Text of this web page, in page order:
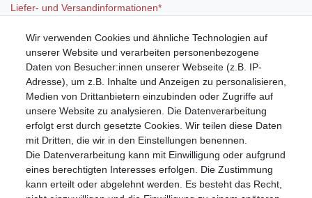
Liefer- und Versandinformationen*
Mein Konto
Registrieren
Anmelden (Login)
Warenkorb
Wir verwenden Cookies und ähnliche Technologien auf
unserer Website und verarbeiten personenbezogene
Daten von Besucher:innen unserer Webseite (z.B. IP-
Adresse), um z.B. Inhalte und Anzeigen zu personalisieren,
Medien von Drittanbietern einzubinden oder Zugriffe auf
unsere Website zu analysieren. Die Datenverarbeitung
erfolgt erst durch gesetzte Cookies. Wir teilen diese Daten
mit Dritten, die wir in den Einstellungen benennen.
Die Datenverarbeitung kann mit Einwilligung oder aufgrund
eines berechtigten Interesses erfolgen. Die Zustimmung
kann erteilt oder abgelehnt werden. Es besteht das Recht,